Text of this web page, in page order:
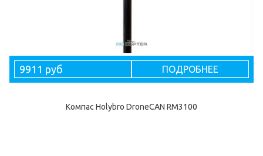
9911 руб ПОДРОБНЕЕ
Компас Holybro DroneCAN RM3100